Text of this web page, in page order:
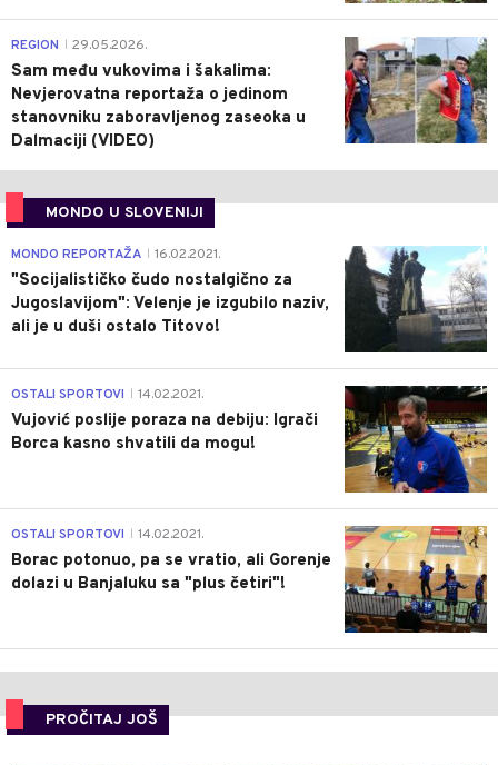
0
REGION 29.05.2026.
Sam među vukovima i šakalima:
Nevjerovatna reportaža o jedinom
stanovniku zaboravljenog zaseoka u
Dalmaciji (VIDEO)
MONDO U SLOVENIJI
4
MONDO REPORTAŽA 16.02.2021.
"Socijalističko čudo nostalgično za
Jugoslavijom": Velenje je izgubilo naziv,
ali je u duši ostalo Titovo!
1
OSTALI SPORTOVI 14.02.2021.
Vujović poslije poraza na debiju: Igrači
Borca kasno shvatili da mogu!
3
OSTALI SPORTOVI 14.02.2021.
Borac potonuo, pa se vratio, ali Gorenje
dolazi u Banjaluku sa "plus četiri"!
PROČITAJ JOŠ